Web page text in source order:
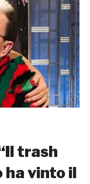
trash
ha vinto il